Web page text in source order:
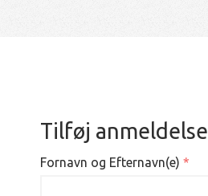
Tilføj
Fornavn og Efternavn(e)